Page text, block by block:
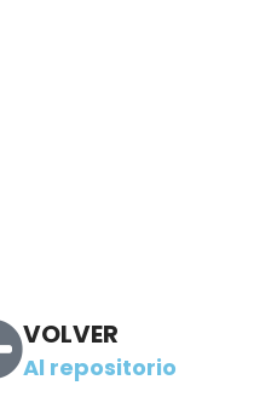
VOLVER
Al repositorio